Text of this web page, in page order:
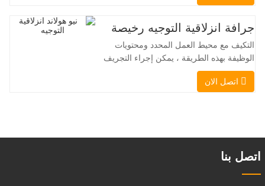
بزاوية 360 درجة، يُمكّنان من تغيير الاتجاه
بسلاسة دون انقطاع في تدفق الحمولة، مما
يجعل TOPWINMC
جرافة انزلاقية التوجيه رخيصة
التكيف مع محيط العمل المحدد ومحتويات
الوظيفة بهذه الطريقة ، يمكن إجراء التجريف
، التراص ، الرفع ، الحفر ، الحفر ، السحق ،
الإمساك ، الدفع ، تخفيف التربة ، الخنادق
التي تختار القيام بها.يمكن
اتصل الان
اتصل بنا